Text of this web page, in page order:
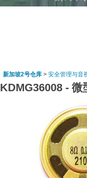
新加坡2号仓库 > 安全管理与音
KDMG36008 - 微